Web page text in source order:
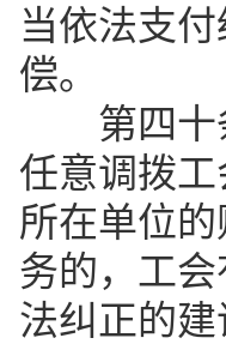
当依法支
偿。
第四十条
任意调拨
所在单位
务的，工
法纠正的